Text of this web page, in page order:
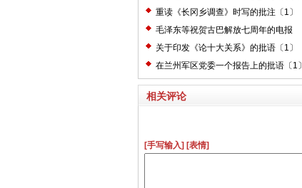
〔2〕
重读《长冈乡调查》时写的批注〔1〕
毛泽东等祝贺古巴解放七周年的电报
关于印发《论十大关系》的批语〔1〕
在兰州军区党委一个报告上的批语〔1〕
相关评论
[手写输入] [表情]